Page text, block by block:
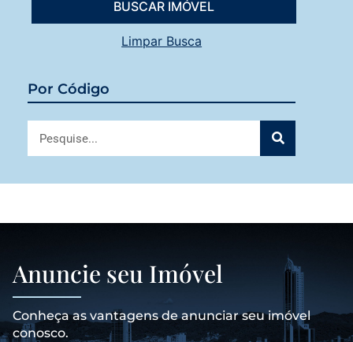
Limpar Busca
Por Código
Anuncie seu Imóvel
Conheça as vantagens de anunciar seu imóvel
conosco.